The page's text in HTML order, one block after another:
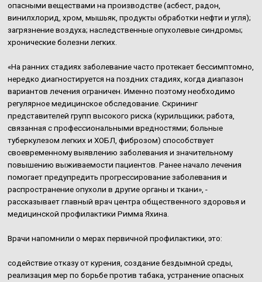
опасными веществами на производстве (асбест, радон,
винилхлорид, хром, мышьяк, продукты обработки нефти и угля);
загрязнение воздуха; наследственные опухолевые синдромы;
хронические болезни легких.
«На ранних стадиях заболевание часто протекает бессимптомно,
нередко диагностируется на поздних стадиях, когда диапазон
вариантов лечения ограничен. Именно поэтому необходимо
регулярное медицинское обследование. Скрининг
представителей групп высокого риска (курильщики; работа,
связанная с профессиональными вредностями; больные
туберкулезом легких и ХОБЛ, фиброзом) способствует
своевременному выявлению заболевания и значительному
повышению выживаемости пациентов. Ранее начало лечения
помогает предупредить прогрессирование заболевания и
распространение опухоли в другие органы и ткани», -
рассказывает главный врач центра общественного здоровья и
медицинской профилактики Римма Яхина.
Врачи напомнили о мерах первичной профилактики, это:
содействие отказу от курения, создание бездымной среды,
реализация мер по борьбе против табака, устранение опасных